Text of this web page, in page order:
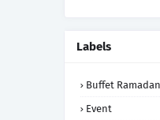
Labels
Buffet Ramadan
Event